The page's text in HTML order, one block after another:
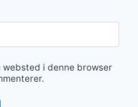
websted i denne browser